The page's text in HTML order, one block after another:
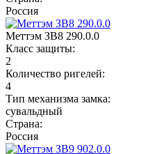
Россия
Меттэм ЗВ8 290.0.0
Класс защиты:
2
Количество ригелей:
4
Тип механизма замка:
сувальдный
Страна:
Россия